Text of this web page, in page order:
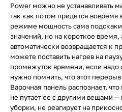
Power можно не устанавливать
так как потом придется вовремя
режиме мощность сама
значений, но на короткое время,
автоматически возвращается к
можете поставить нагрев на
промежуток времени, если надо
нужно помнить, что этот
Варочная панель распознает,
не путает ее с другими вещами
уборки, не реагирует на